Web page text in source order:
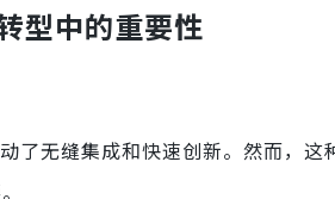
型中的重要性
了无缝集成和快速创新。然而，